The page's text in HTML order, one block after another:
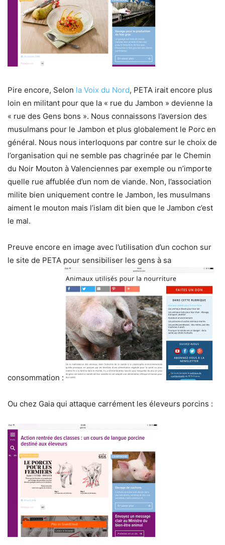
Pire encore, Selon la Voix du Nord, PETA irait encore plus
loin en militant pour que la « rue du Jambon » devienne la
« rue des Gens bons ». Nous connaissons l’aversion des
musulmans pour le Jambon et plus globalement le Porc en
général. Nous nous interloquons par contre sur le choix de
l’organisation qui ne semble pas chagrinée par le Chemin
du Noir Mouton à Valenciennes par exemple ou n’importe
quelle rue affublée d’un nom de viande. Non, l’association
milite bien uniquement contre le Jambon, les musulmans
aiment le mouton mais l’islam dit bien que le Jambon c’est
le mal.
Preuve encore en image avec l’utilisation d’un cochon sur
le site de PETA pour sensibiliser les gens à sa
consommation :
Ou chez Gaia qui attaque carrément les éleveurs porcins :